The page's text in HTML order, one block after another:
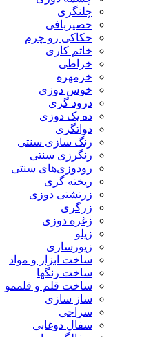
چلنگری
حصیربافی
حکاکی رو چرم
خاتم کاری
خراطی
خرمهره
خوس دوزی
درود گری
ده یک دوزی
دواتگری
رنگ سازی سنتی
رنگرزی سنتی
رودوزی‌های سنتی
ریخته گری
زرتشتی دوزی
زرگری
زغره دوزی
زیلو
زیورسازی
ساخت ابزار و مواد
ساخت رنگها
ساخت قلم و قلممو
ساز سازی
سراجی
سفال دوغابی